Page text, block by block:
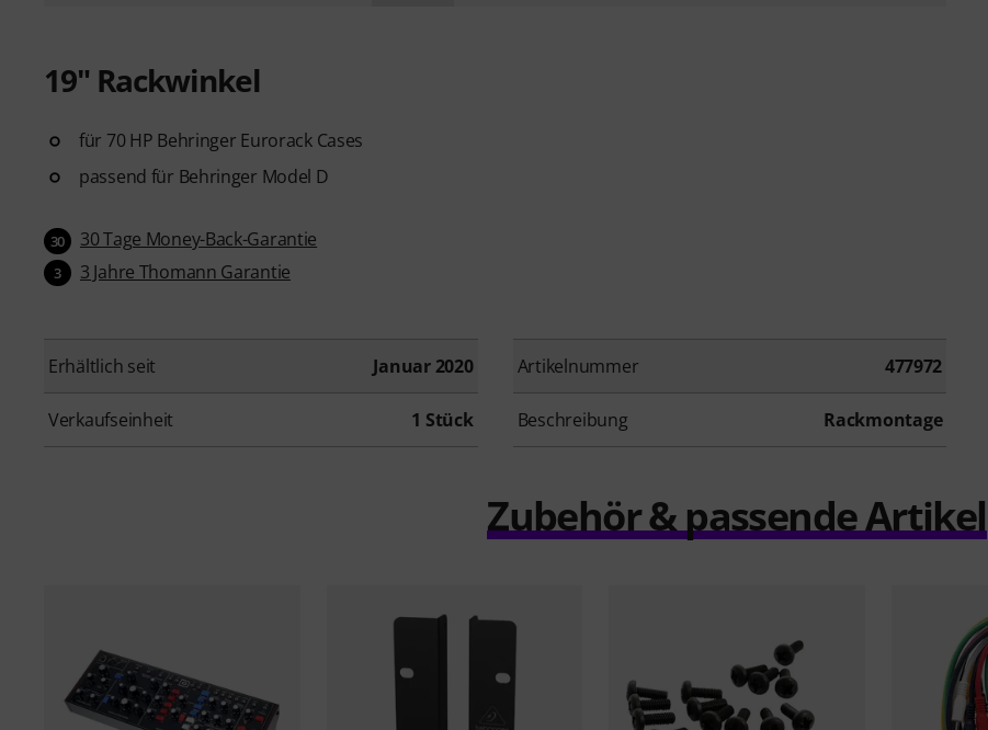
19" Rackwinkel
für 70 HP Behringer Eurorack Cases
passend für Behringer Model D
30 30 Tage Money-Back-Garantie
3 3 Jahre Thomann Garantie
Erhältlich seit Januar 2020 Artikelnummer 477972
Verkaufseinheit 1 Stück Beschreibung Rackmontage
Zubehör & passende Artikel